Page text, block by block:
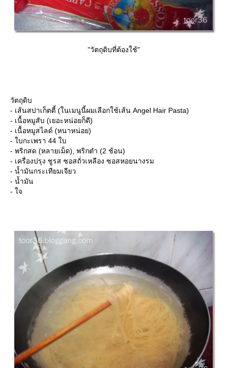
"วัตถุดิบที่ต้องใช้"
วัตถุดิบ
- เส้นสปาเก็ตตี้ (ในเมนูนี้ผมเลือกใช้เส้น Angel Hair Pasta)
- เนื้อหมูสับ (เยอะหน่อยก็ดี)
- เนื้อหมูสไลด์ (หนาหน่อย)
- ใบกะเพรา 44 ใบ
- พริกสด (หลายเม็ด), พริกตำ (2 ช้อน)
- เครื่องปรุง ชูรส ซอสถั่วเหลือง ซอสหอยนางรม
- น้ำมันกระเทียมเจียว
- น้ำมัน
- ใจ